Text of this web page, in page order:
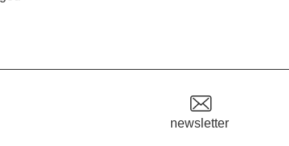
newsletter